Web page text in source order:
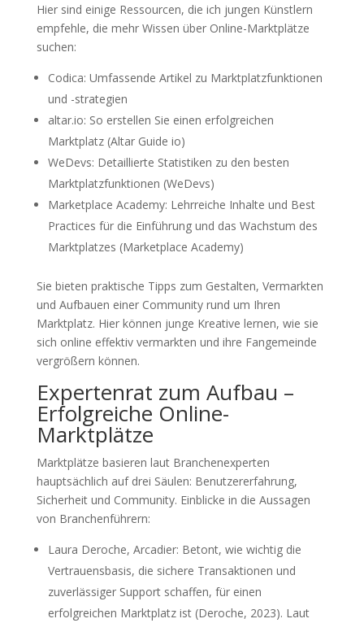
Hier sind einige Ressourcen, die ich jungen Künstlern
empfehle, die mehr Wissen über Online-Marktplätze
suchen:
Codica: Umfassende Artikel zu Marktplatzfunktionen
und -strategien
altar.io: So erstellen Sie einen erfolgreichen
Marktplatz (Altar Guide io)
WeDevs: Detaillierte Statistiken zu den besten
Marktplatzfunktionen (WeDevs)
Marketplace Academy: Lehrreiche Inhalte und Best
Practices für die Einführung und das Wachstum des
Marktplatzes (Marketplace Academy)
Sie bieten praktische Tipps zum Gestalten, Vermarkten
und Aufbauen einer Community rund um Ihren
Marktplatz. Hier können junge Kreative lernen, wie sie
sich online effektiv vermarkten und ihre Fangemeinde
vergrößern können.
Expertenrat zum Aufbau –
Erfolgreiche Online-
Marktplätze
Marktplätze basieren laut Branchenexperten
hauptsächlich auf drei Säulen: Benutzererfahrung,
Sicherheit und Community. Einblicke in die Aussagen
von Branchenführern:
Laura Deroche, Arcadier: Betont, wie wichtig die
Vertrauensbasis, die sichere Transaktionen und
zuverlässiger Support schaffen, für einen
erfolgreichen Marktplatz ist (Deroche, 2023). Laut